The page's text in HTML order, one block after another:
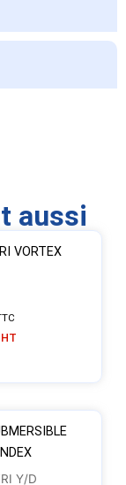
aussi
VORTEX
HT
Y/D